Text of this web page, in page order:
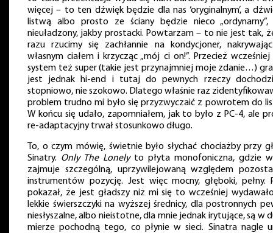
więcej – to ten dźwięk będzie dla nas ‘oryginalnym’, a
listwą albo prosto ze ściany będzie nieco „ordynarny”,
nieuładzony, jakby prostacki. Powtarzam – to nie jest tak,
razu rzucimy się zachłannie na kondycjoner,
własnym ciałem i krzycząc „mój ci on!”. Przecież
system też super (takie jest przynajmniej moje zdanie…)
jest jednak hi-end i tutaj do pewnych rzeczy
stopniowo, nie szokowo. Dlatego właśnie raz
problem trudno mi było się przyzwyczaić z powrotem do
W końcu się udało, zapomniałem, jak to było z PC-4, ale
re-adaptacyjny trwał stosunkowo długo.
To, o czym mówię, świetnie było słychać chociażby przy
Sinatry. Only The Lonelyto płyta monofoniczna, gdzie
zajmuje szczególną, uprzywilejowaną względem
instrumentów pozycję. Jest więc mocny, głęboki, pełny.
pokazał, że jest gładszy niż mi się to wcześniej
lekkie świerszczyki na wyższej średnicy, dla postronnych
niesłyszalne, albo nieistotne, dla mnie jednak irytujące, są w
mierze pochodną tego, co płynie w sieci. Sinatra nagle